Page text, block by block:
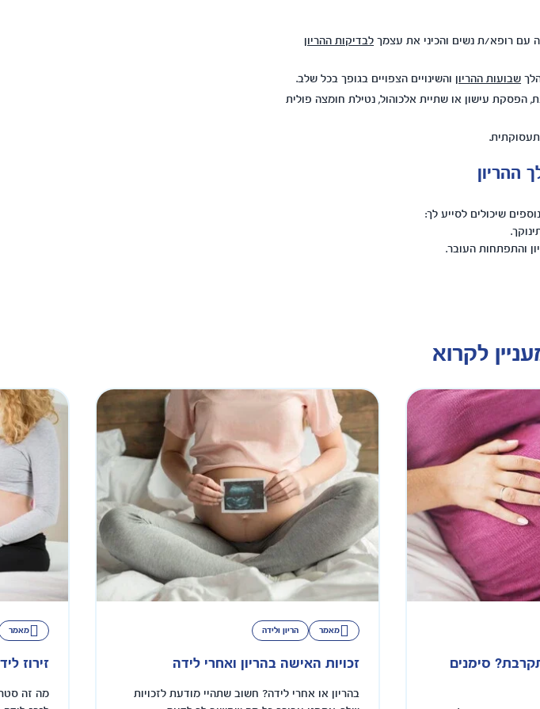
עם רופא/ת נשים והכיני את עצמך לבדיקות ההריון
שבועות ההריון והשינויים הצפויים בגופך בכל שלב.
הפסקת עישון או שתיית אלכוהול, נטילת חומצה פולית
ההריון
שיכולים לסייע לך:
והתפתחות העובר.
לקרוא
סימנים
מאמר הריון ולידה
זכויות האישה בהריון ואחרי לידה
בהריון או אחרי לידה? חשוב שתהיי מודעת לזכויות
מאמר
זירוז
מה זה